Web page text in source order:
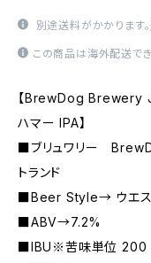
別途送料がかかります。
この商品は海外配送でき
【BrewDog Brewery
ハマー IPA】
■ブリュワリー
トランド
■Beer Style→ ウエス
■ABV→7.2%
■IBU※苦味単位 200